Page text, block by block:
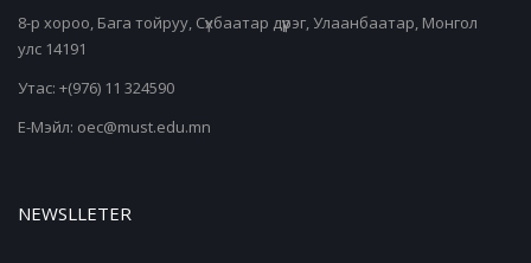
8-р хороо, Бага тойруу, Сүхбаатар дүүрэг, Улаанбаатар, Монгол
улс 14191
Утас: +(976) 11 324590
Е-Мэйл: oec@must.edu.mn
NEWSLLETER